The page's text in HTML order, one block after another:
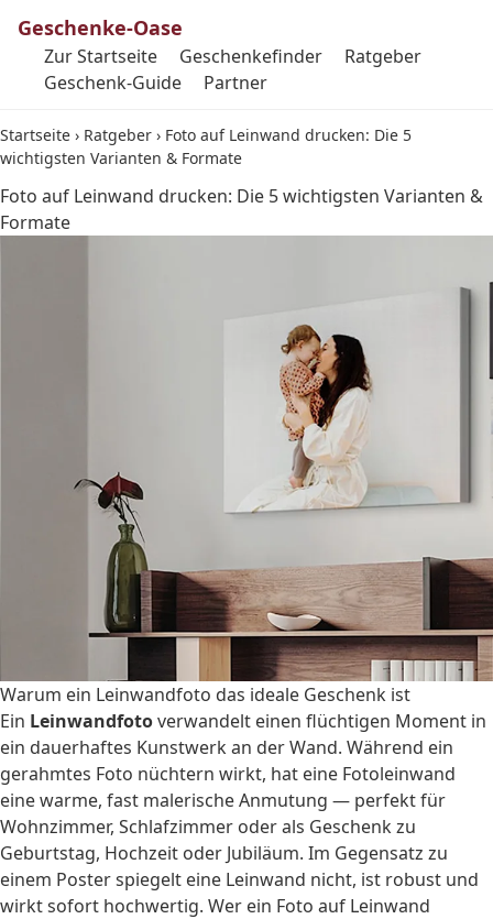
Geschenke-Oase
Zur Startseite Geschenkefinder
Ratgeber
Geschenk-Guide
Partner
Startseite › Ratgeber › Foto auf Leinwand drucken: Die 5
wichtigsten Varianten & Formate
Foto auf Leinwand drucken: Die 5 wichtigsten Varianten &
Formate
Warum ein Leinwandfoto das ideale Geschenk ist
Ein Leinwandfotoverwandelt einen flüchtigen Moment in
ein dauerhaftes Kunstwerk an der Wand. Während ein
gerahmtes Foto nüchtern wirkt, hat eine Fotoleinwand
eine warme, fast malerische Anmutung — perfekt für
Wohnzimmer, Schlafzimmer oder als Geschenk zu
Geburtstag, Hochzeit oder Jubiläum. Im Gegensatz zu
einem Poster spiegelt eine Leinwand nicht, ist robust und
wirkt sofort hochwertig. Wer ein Foto auf Leinwand